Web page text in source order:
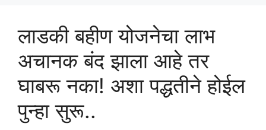
लाडकी बहीण योजनेचा लाभ
अचानक बंद झाला आहे तर
घाबरू नका! अशा पद्धतीने होईल
पुन्हा सुरू..